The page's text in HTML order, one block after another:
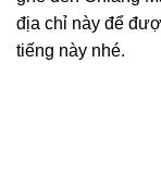
địa chỉ này để
tiếng này nhé.